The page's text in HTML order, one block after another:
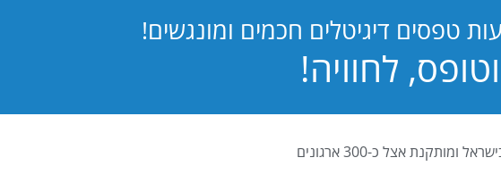
טפסים דיגיטלים חכמים ומונגשים!
PB Digital (PrintBOS Digital) הינה המערכת לטפסים דיגיטלים המובילה בישראל ומותקנת אצל כ-300 ארגונים